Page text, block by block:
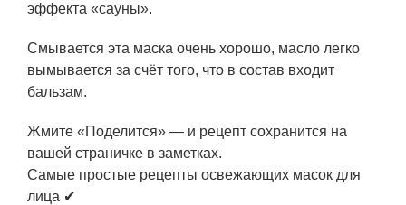
эффекта «сауны».
Смывается эта маска очень хорошо, масло легко
вымывается за счёт того, что в состав входит
бальзам.
Жмите «Поделится» — и рецепт сохранится на
вашей страничке в заметках.
Самые простые рецепты освежающих масок для
лица ✔